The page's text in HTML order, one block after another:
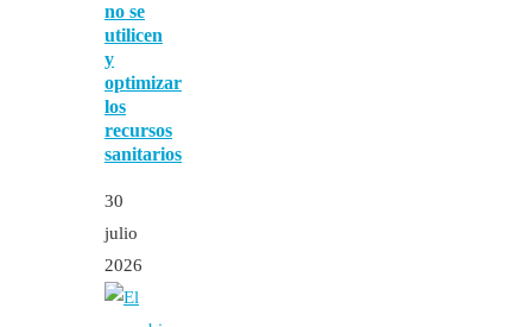
no se
utilicen
y
optimizar
los
recursos
sanitarios
30
julio
2026